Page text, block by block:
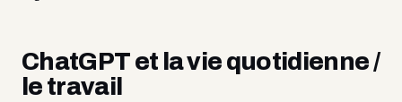
ChatGPT et la vie quotidienne /
le travail